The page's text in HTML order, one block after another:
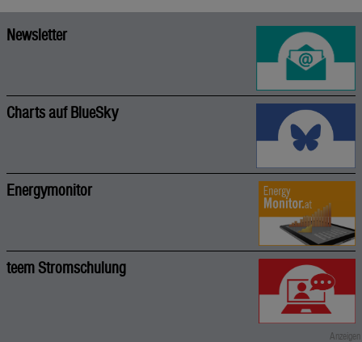
Newsletter
Charts auf BlueSky
Energymonitor
teem Stromschulung